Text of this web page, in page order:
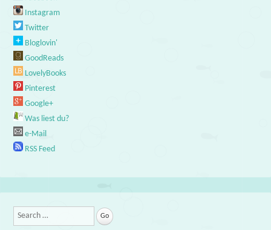
Instagram
Twitter
Bloglovin'
GoodReads
LovelyBooks
Pinterest
Google+
Was liest du?
e-Mail
RSS Feed
Search